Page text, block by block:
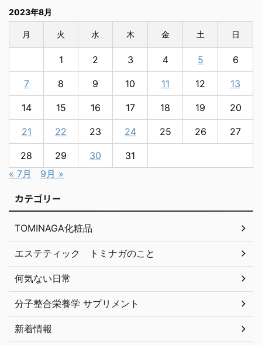
2023年8月
月 火 水 木 金 土 日
1 2 3 4 5 6
7 8 9 10 11 12 13
14 15 16 17 18 19 20
21 22 23 24 25 26 27
28 29 30
31
« 7月
9月 »
カテゴリー
TOMINAGA化粧品
エステティック トミナガのこと
何気ない日常
分子整合栄養学 サプリメント
新着情報